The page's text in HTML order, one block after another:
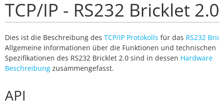
TCP/IP - RS232 Bricklet 2.0
Dies ist die Beschreibung des TCP/IP Protokolls für das RS232
Allgemeine Informationen über die Funktionen und technischen
Spezifikationen des RS232 Bricklet 2.0 sind in dessen Hardware
Beschreibung zusammengefasst.
API